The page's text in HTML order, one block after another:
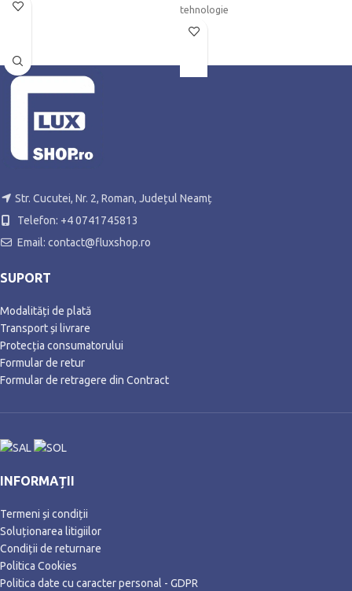
tehnologie
Str. Cucutei, Nr. 2, Roman, Județul Neamț
Telefon: +4 0741745813
Email: contact@fluxshop.ro
SUPORT
Modalități de plată
Transport și livrare
Protecția consumatorului
Formular de retur
Formular de retragere din Contract
INFORMAȚII
Termeni și condiții
Soluționarea litigiilor
Condiții de returnare
Politica Cookies
Politica date cu caracter personal - GDPR